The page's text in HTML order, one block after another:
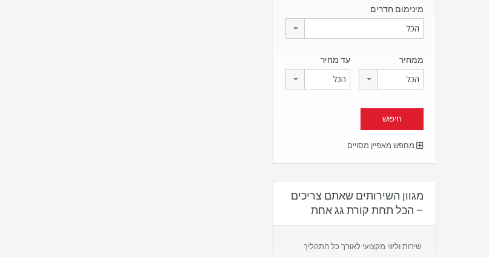
מינימום חדרים
הכל
ממחיר
הכל
עד מחיר
הכל
מחפש מאפיין מסויים
מגוון השירותים שאתם צריכים
– הכל תחת קורת גג אחת
שירות וליווי מקצועי לאורך כל התהליך